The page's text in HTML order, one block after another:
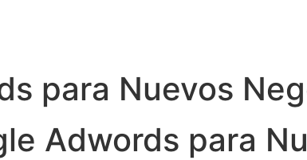
para Nuevos
Adwords para